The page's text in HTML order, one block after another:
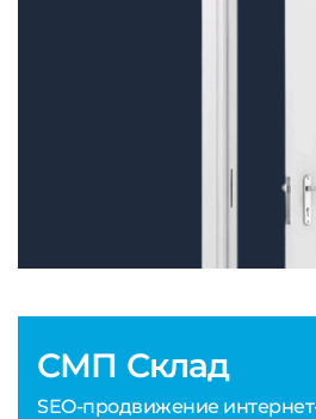
СМП Склад
SEO-продвижение